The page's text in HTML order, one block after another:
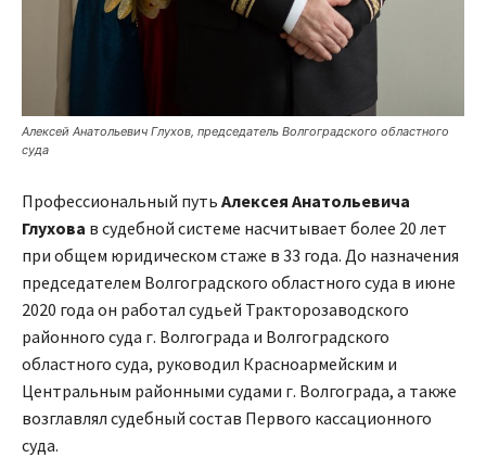
Алексей Анатольевич Глухов, председатель Волгоградского областного
суда
Профессиональный путь Алексея Анатольевича
Глухова в судебной системе насчитывает более 20 лет
при общем юридическом стаже в 33 года. До назначения
председателем Волгоградского областного суда в июне
2020 года он работал судьей Тракторозаводского
районного суда г. Волгограда и Волгоградского
областного суда, руководил Красноармейским и
Центральным районными судами г. Волгограда, а также
возглавлял судебный состав Первого кассационного
суда.